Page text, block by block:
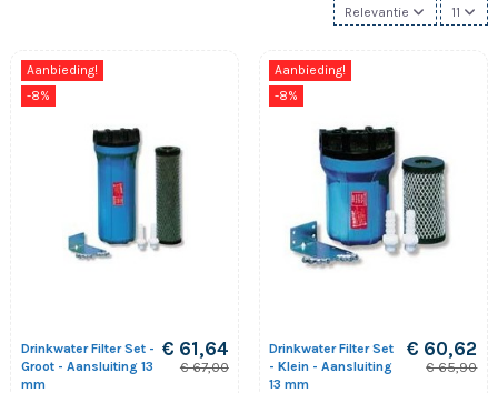
Relevantie 11
Aanbieding!
-8%
Drinkwater Filter Set -
Groot - Aansluiting 13
mm
€ 61,64
€ 67,00
Aanbieding!
-8%
Drinkwater Filter Set
- Klein - Aansluiting
13 mm
€ 60,62
€ 65,90